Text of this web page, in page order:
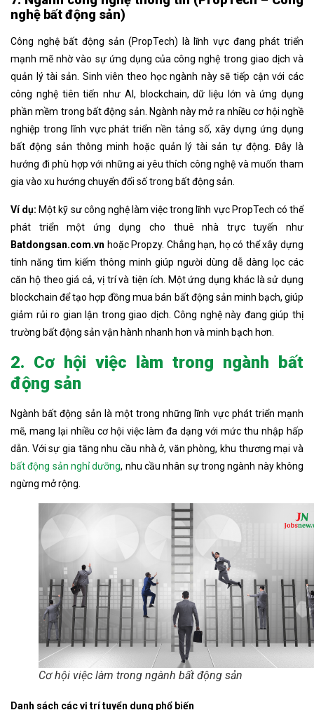
nghệ bất động sản)
Công nghệ bất động sản (PropTech) là lĩnh vực đang phát triển
mạnh mẽ nhờ vào sự ứng dụng của công nghệ trong giao dịch và
quản lý tài sản. Sinh viên theo học ngành này sẽ tiếp cận với các
công nghệ tiên tiến như AI, blockchain, dữ liệu lớn và ứng dụng
phần mềm trong bất động sản. Ngành này mở ra nhiều cơ hội nghề
nghiệp trong lĩnh vực phát triển nền tảng số, xây dựng ứng dụng
bất động sản thông minh hoặc quản lý tài sản tự động. Đây là
hướng đi phù hợp với những ai yêu thích công nghệ và muốn tham
gia vào xu hướng chuyển đổi số trong bất động sản.
Ví dụ: Một kỹ sư công nghệ làm việc trong lĩnh vực PropTech có thể
phát triển một ứng dụng cho thuê nhà trực tuyến như
Batdongsan.com.vn hoặc Propzy. Chẳng hạn, họ có thể xây dựng
tính năng tìm kiếm thông minh giúp người dùng dễ dàng lọc các
căn hộ theo giá cả, vị trí và tiện ích. Một ứng dụng khác là sử dụng
blockchain để tạo hợp đồng mua bán bất động sản minh bạch, giúp
giảm rủi ro gian lận trong giao dịch. Công nghệ này đang giúp thị
trường bất động sản vận hành nhanh hơn và minh bạch hơn.
2. Cơ hội việc làm trong ngành bất
động sản
Ngành bất động sản là một trong những lĩnh vực phát triển mạnh
mẽ, mang lại nhiều cơ hội việc làm đa dạng với mức thu nhập hấp
dẫn. Với sự gia tăng nhu cầu nhà ở, văn phòng, khu thương mại và
bất động sản nghỉ dưỡng, nhu cầu nhân sự trong ngành này không
ngừng mở rộng.
Cơ hội việc làm trong ngành bất động sản
Danh sách các vị trí tuyển dụng phổ biến